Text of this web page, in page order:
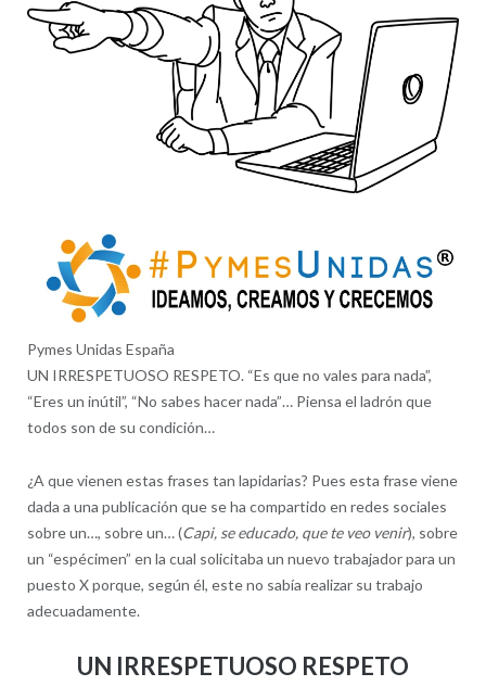
Pymes Unidas España
UN IRRESPETUOSO RESPETO. “Es que no vales para nada”,
“Eres un inútil”, “No sabes hacer nada”… Piensa el ladrón que
todos son de su condición…
¿A que vienen estas frases tan lapidarias? Pues esta frase viene
dada a una publicación que se ha compartido en redes sociales
sobre un…, sobre un… (Capi, se educado, que te veo venir), sobre
un “espécimen” en la cual solicitaba un nuevo trabajador para un
puesto X porque, según él, este no sabía realizar su trabajo
adecuadamente.
UN IRRESPETUOSO RESPETO